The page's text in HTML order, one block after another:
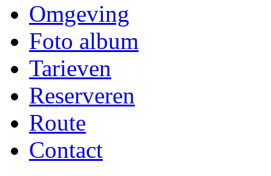
Omgeving
Foto album
Tarieven
Reserveren
Route
Contact